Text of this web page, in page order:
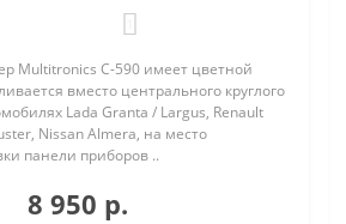
Multitronics C-590 имеет цветной
вместо центрального круглого
Lada Granta / Largus, Renault
Nissan Almera, на место
панели приборов ..
8 950 р.